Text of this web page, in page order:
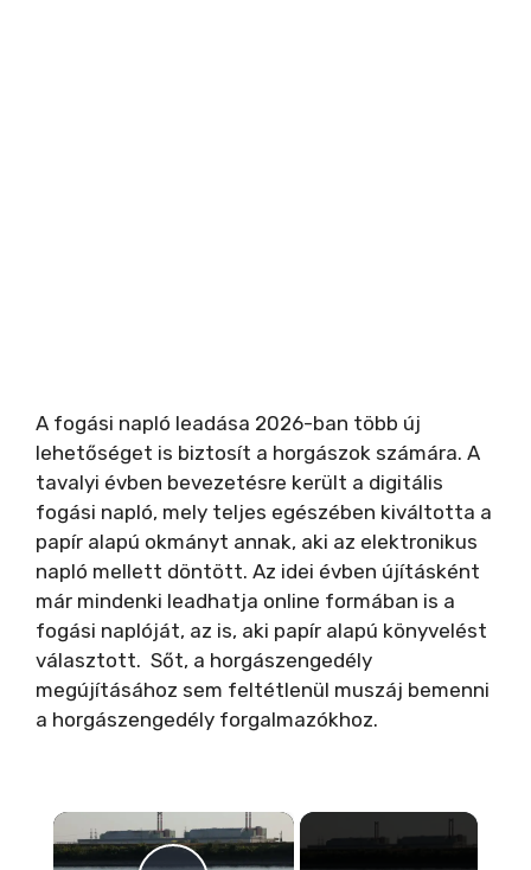
A fogási napló leadása 2026-ban több új
lehetőséget is biztosít a horgászok számára. A
tavalyi évben bevezetésre került a digitális
fogási napló, mely teljes egészében kiváltotta a
papír alapú okmányt annak, aki az elektronikus
napló mellett döntött. Az idei évben újításként
már mindenki leadhatja online formában is a
fogási naplóját, az is, aki papír alapú könyvelést
választott. Sőt, a horgászengedély
megújításához sem feltétlenül muszáj bemenni
a horgászengedély forgalmazókhoz.
×